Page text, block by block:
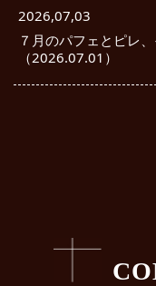
2026,07,03
７月のパフェとピレ
（2026.07.01）